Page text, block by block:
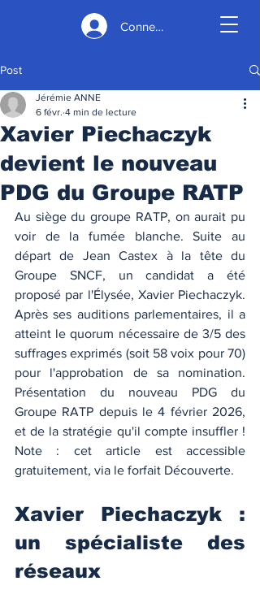
Connexion
Post
Xavier Piechaczyk
devient le nouveau
PDG du Groupe RATP
Jérémie ANNE
6 févr. 4 min de lecture
Au siège du groupe RATP, on aurait pu
voir de la fumée blanche. Suite au
départ de Jean Castex à la tête du
Groupe SNCF, un candidat a été
proposé par l'Élysée, Xavier Piechaczyk.
Après ses auditions parlementaires, il a
atteint le quorum nécessaire de 3/5 des
suffrages exprimés (soit 58 voix pour 70)
pour l'approbation de sa nomination.
Présentation du nouveau PDG du
Groupe RATP depuis le 4 février 2026,
et de la stratégie qu'il compte insuffler !
Note : cet article est accessible
gratuitement, via le forfait Découverte.
Xavier Piechaczyk :
un spécialiste des
réseaux